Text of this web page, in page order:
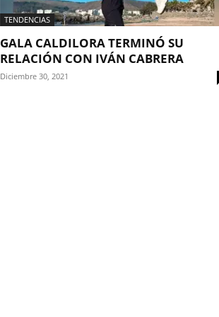
TENDENCIAS
GALA CALDILORA TERMINÓ SU
RELACIÓN CON IVÁN CABRERA
Diciembre 30, 2021